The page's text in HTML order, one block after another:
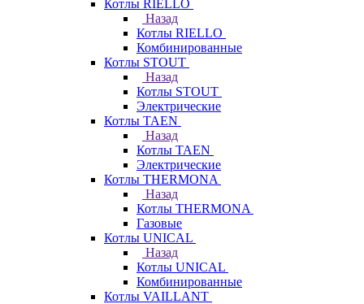
Котлы RIELLO
Назад
Котлы RIELLO
Комбинированные
Котлы STOUT
Назад
Котлы STOUT
Электрические
Котлы TAEN
Назад
Котлы TAEN
Электрические
Котлы THERMONA
Назад
Котлы THERMONA
Газовые
Котлы UNICAL
Назад
Котлы UNICAL
Комбинированные
Котлы VAILLANT